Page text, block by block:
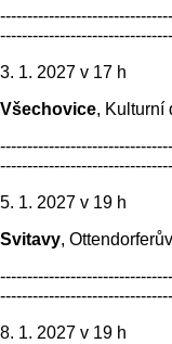
3. 1. 2027 v 17 h
Všechovice, Kulturní
5. 1. 2027 v 19 h
Svitavy,
8. 1. 2027 v 19 h